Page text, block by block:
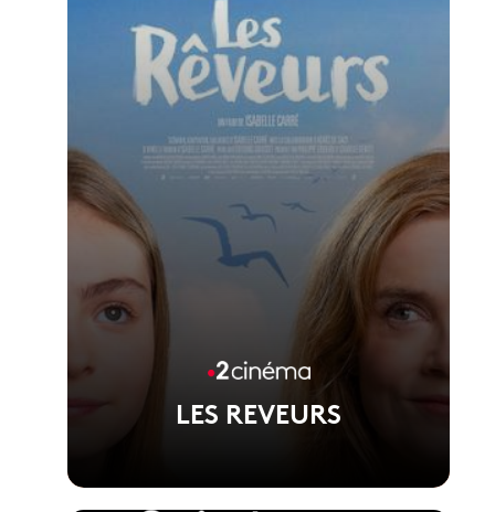
Film réalisé par Dominik Moll
Voir la fiche du film
LES REVEURS